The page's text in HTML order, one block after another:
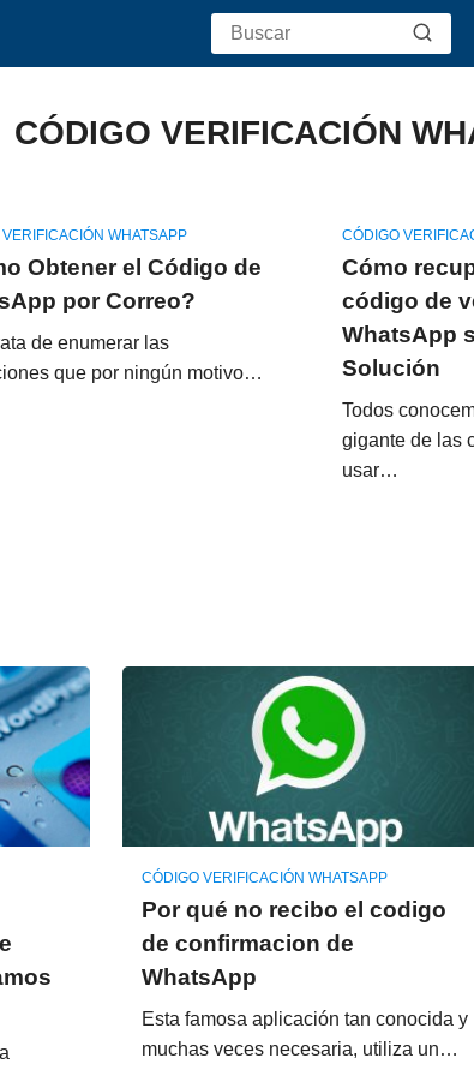
CÓDIGO VERIFICACIÓN
WHATSAPP
Obtener el Código de
por Correo?
de enumerar las
que por ningún motivo…
CÓDIGO
Cómo
código de
WhatsApp
Solución
Todos
gigante de las
usar…
CÓDIGO VERIFICACIÓN WHATSAPP
Por qué no recibo el codigo
de confirmacion de
WhatsApp
Esta famosa aplicación tan conocida y
muchas veces necesaria, utiliza un…